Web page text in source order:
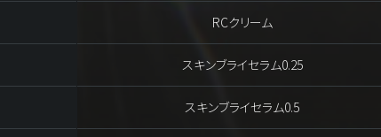
RCクリーム
スキンブライセラム0.25
スキンブライセラム0.5